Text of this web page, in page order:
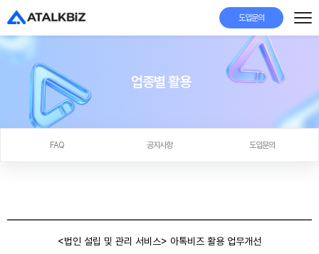
도입문의
업종별 활용
FAQ 공지사항 도입문의
<법인 설립 및 관리 서비스> 아톡비즈 활용 업무개선